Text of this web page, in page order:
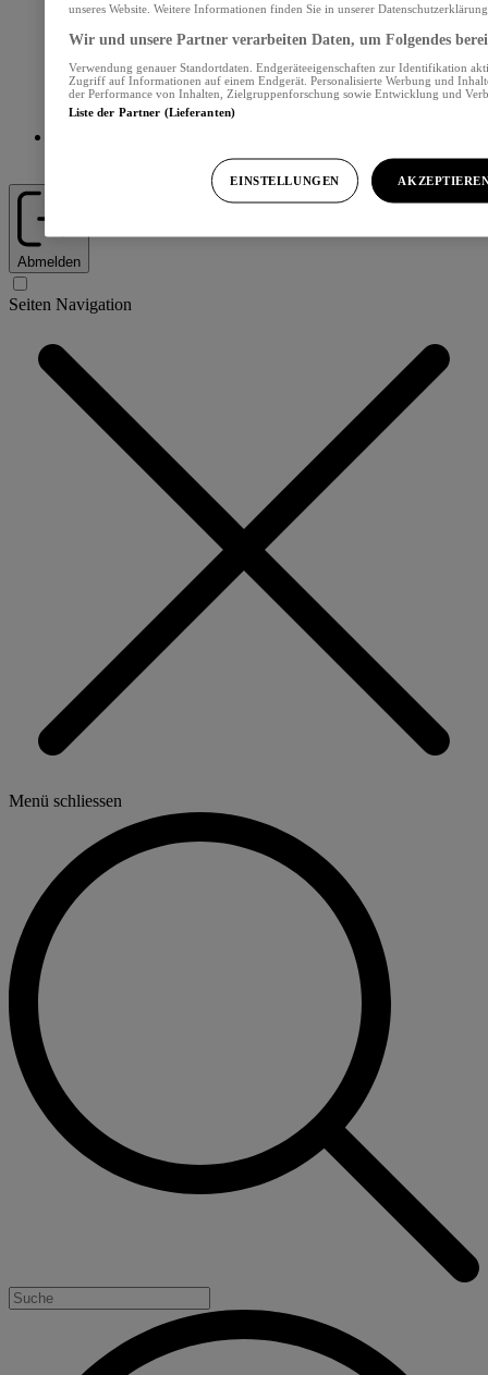
Abmelden
Seiten Navigation
Menü schliessen
unseres Website. Weitere Informationen finden Sie in unserer
Wir und unsere Partner verarbeiten Daten, um Folgendes
Verwendung genauer Standortdaten. Endgeräteeigenschaften zur Identifikation
Zugriff auf Informationen auf einem Endgerät. Personalisierte Werbung und
der Performance von Inhalten, Zielgruppenforschung sowie Entwicklung und
Liste der Partner (Lieferanten)
EINSTELLUNGEN